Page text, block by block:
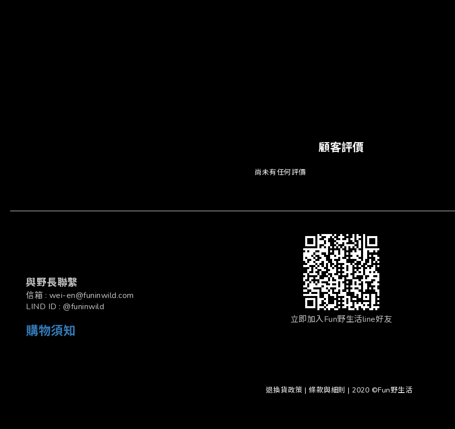
顧客評價
尚未有任何評價
與野長聯繫
信箱 : wei-en@funinwild.com
LIND ID : @funinwild
購物須知
立即加入Fun野生活line好友
退換貨政策 | 條款與細則 | 2020 ©Fun野生活